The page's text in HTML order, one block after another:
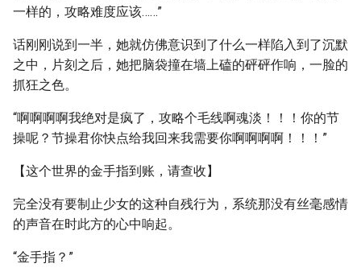
一样的，攻略难度应该……”
话刚刚说到一半，她就仿佛意识到了什么一样陷入到了沉默
之中，片刻之后，她把脑袋撞在墙上磕的砰砰作响，一脸的
抓狂之色。
“啊啊啊啊我绝对是疯了，攻略个毛线啊魂淡！！！你的节
操呢？节操君你快点给我回来我需要你啊啊啊啊！！！”
【这个世界的金手指到账，请查收】
完全没有要制止少女的这种自残行为，系统那没有丝毫感情
的声音在时此方的心中响起。
“金手指？”